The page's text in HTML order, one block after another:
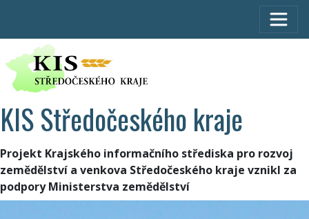
KIS Středočeského kraje
Projekt Krajského informačního střediska pro rozvoj
zemědělství a venkova Středočeského kraje vznikl za
podpory Ministerstva zemědělství